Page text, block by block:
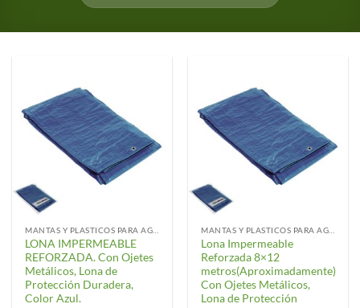
LONA IMPERMEABLE
REFORZADA. Con Ojetes
Metálicos, Lona de
Protección Duradera,
Color Azul.
Lona Impermeable
Reforzada 8×12
metros(Aproximadamente)
Con Ojetes Metálicos,
Lona de Protección